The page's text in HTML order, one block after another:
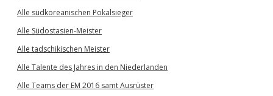
Alle südkoreanischen Pokalsieger
Alle Südostasien-Meister
Alle tadschikischen Meister
Alle Talente des Jahres in den Niederlanden
Alle Teams der EM 2016 samt Ausrüster